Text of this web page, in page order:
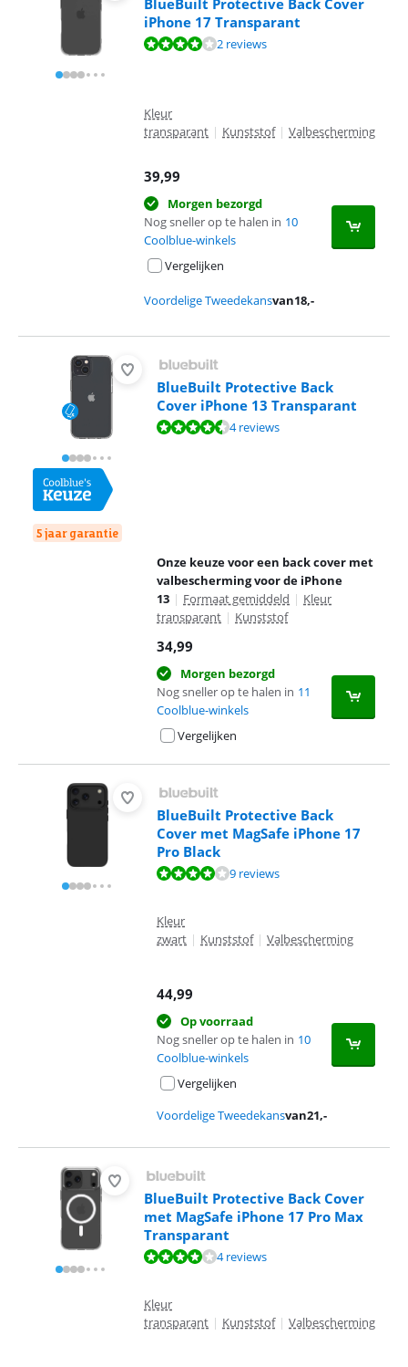
BlueBuilt Protective Back Cover
iPhone 17 Transparant
Beoordeling is 8,0 van de 10, gebaseerd op 2 reviews.
2 reviews
Kleur
transparant | Kunststof | Valbescherming
39,99
Morgen bezorgd
Nog sneller op te halen in 10
Coolblue-winkels
Vergelijken
Voordelige Tweedekansvan18,-
5 jaar garantie
BlueBuilt Protective Back
Cover iPhone 13 Transparant
Beoordeling is 9,2 van de 10, gebaseerd op 4 reviews.
4 reviews
Onze keuze voor een back cover met
valbescherming voor de iPhone
13 | Formaat gemiddeld | Kleur
transparant | Kunststof
34,99
Morgen bezorgd
Nog sneller op te halen in 11
Coolblue-winkels
Vergelijken
BlueBuilt Protective Back
Cover met MagSafe iPhone 17
Pro Black
Beoordeling is 7,7 van de 10, gebaseerd op 9 reviews.
9 reviews
Kleur
zwart | Kunststof | Valbescherming
44,99
Op voorraad
Nog sneller op te halen in 10
Coolblue-winkels
Vergelijken
Voordelige Tweedekansvan21,-
BlueBuilt Protective Back Cover
met MagSafe iPhone 17 Pro Max
Transparant
Beoordeling is 7,8 van de 10, gebaseerd op 4 reviews.
4 reviews
Kleur
transparant | Kunststof | Valbescherming